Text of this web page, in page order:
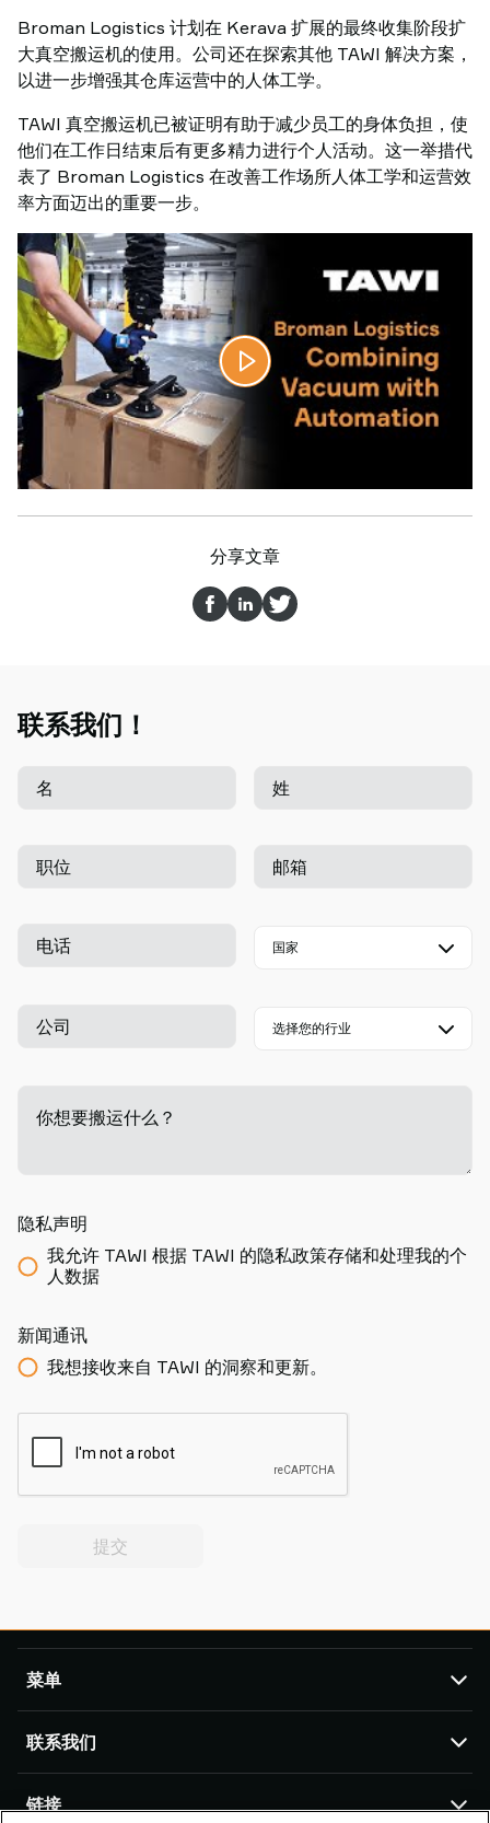
Broman Logistics 计划在 Kerava 扩展的最终收集阶段扩
大真空搬运机的使用。公司还在探索其他 TAWI 解决方案，
以进一步增强其仓库运营中的人体工学。
TAWI 真空搬运机已被证明有助于减少员工的身体负担，使
他们在工作日结束后有更多精力进行个人活动。这一举措代
表了 Broman Logistics 在改善工作场所人体工学和运营效
率方面迈出的重要一步。
分享文章
联系我们！
名 姓
职位 邮箱
电话
公司
你想要搬运什么？
隐私声明
我允许 TAWI 根据 TAWI 的隐私政策存储和处理我的个
人数据
新闻通讯
我想接收来自 TAWI 的洞察和更新。
提交
菜单
产品
成功案例
联系我们
TAWI 办公室及合作伙伴
链接